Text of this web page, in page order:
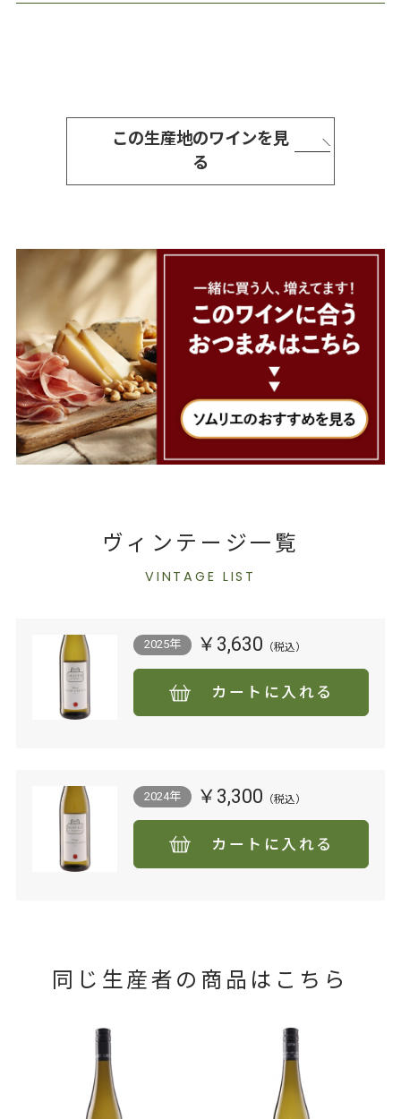
この生産地のワインを見
る
ヴィンテージ一覧
VINTAGE LIST
2025年 ￥3,630
カートに入れる
2024年 ￥3,300
カートに入れる
同じ生産者の商品はこちら